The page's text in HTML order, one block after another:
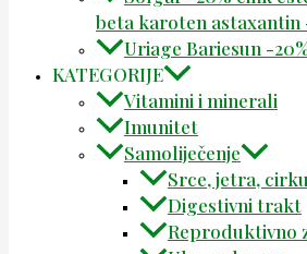
beta karoten astaxantin
Uriage Bariesun -
KATEGORIJE
Vitamini i minerali
Imunitet
Samoliječenje
Srce, jetra,
Digestivni trakt
Reproduktivno